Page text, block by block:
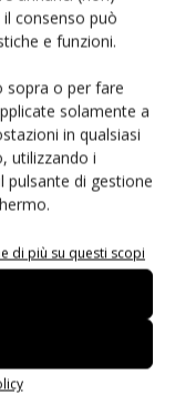
consenso può
e funzioni.
sopra o per fare
solamente a
in qualsiasi
utilizzando i
pulsante di gestione
di più su questi scopi
lavorano
di servizi e gli
di soddisfare le
e
per
finale con il